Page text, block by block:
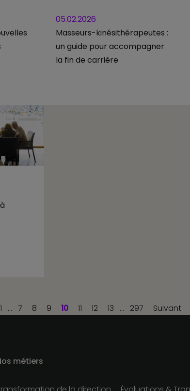
05.02.2026
Masseurs-kinésithérapeutes :
un guide pour accompagner
la fin de carrière
1 … 7 8 9 10 11 12 13 … 297 Suivant
métiers